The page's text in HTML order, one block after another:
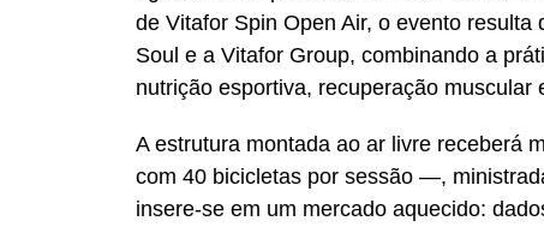
de Vitafor Spin Open Air, o evento resulta
Soul e a Vitafor Group, combinando a
nutrição esportiva, recuperação muscular
A estrutura montada ao ar livre receberá
com 40 bicicletas por sessão —,
insere-se em um mercado aquecido: